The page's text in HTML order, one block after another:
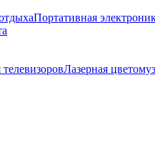
Портативная
Лазерная